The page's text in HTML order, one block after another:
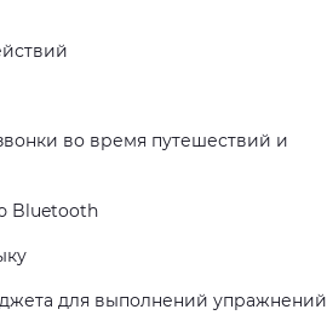
во время путешествий и
Bluetooth
для выполнений упражнений